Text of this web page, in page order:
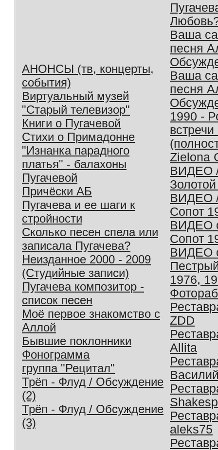
АНОНСЫ (тв, концерты,
события)
Виртуальный музей
"Старый телевизор"
Книги о Пугачевой
Стихи о Примадонне
"Изнанка парадного
платья" - балахоны
Пугачевой
Причёски АБ
Пугачева и ее шаги к
стройности
Сколько песен спела или
записала Пугачева?
Неизданное 2000 - 2009
(Студийные записи)
Пугачева композитор -
список песен
Моё первое знакомство с
Аллой
Бывшие поклонники
Фонограмма
группа "Рецитал"
Трёп - Флуд / Обсуждение
(2)
Трёп - Флуд / Обсуждение
(3)
Ваша
песня
Ваша
песня
1990 -
Zielona
ВИДЕО
ВИДЕО
Сопот
ВИДЕО
Сопот
ВИДЕО
1976,
ZDD
Allita
aleks75